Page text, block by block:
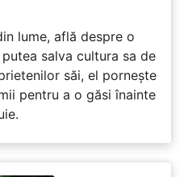
lume, află despre o
salva cultura sa de
săi, el pornește
pentru a o găsi înainte